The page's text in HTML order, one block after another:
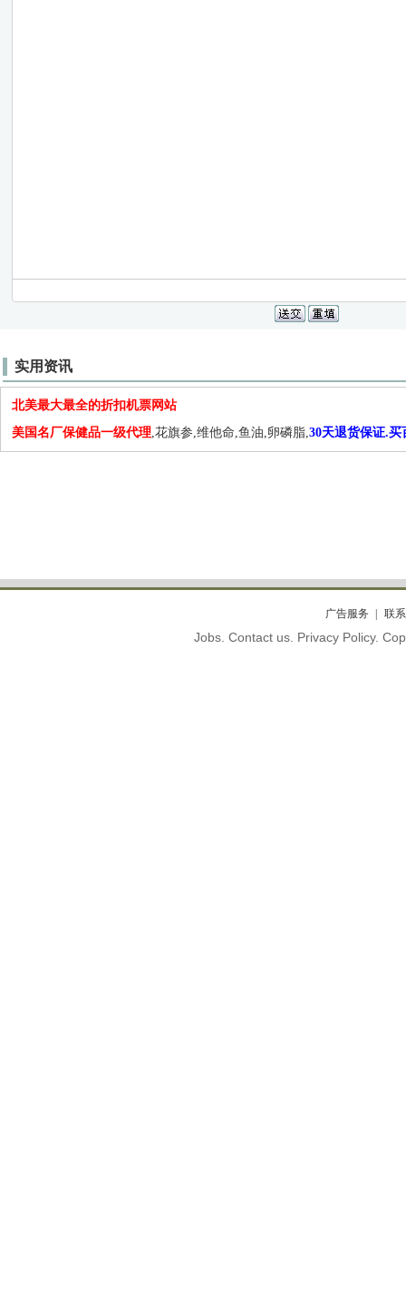
实用资讯
北美最大最全的折扣机票网站
美国名厂保健品一级代理,花旗参,维他命,鱼油,卵磷脂,30天退货保证.买
广告服务 联
Jobs. Contact us. Privacy Policy.